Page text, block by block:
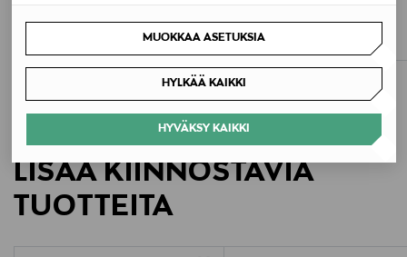
MUOKKAA ASETUKSIA
HYLKÄÄ KAIKKI
HYVÄKSY KAIKKI
6967 DARK VINTAGE INDIGO
Koko
26/30
Lola Super Stretch -farkut
Lola Mom -farkut
Discounted Price
LISÄÄ KIINNOSTAVIA
TUOTTEITA